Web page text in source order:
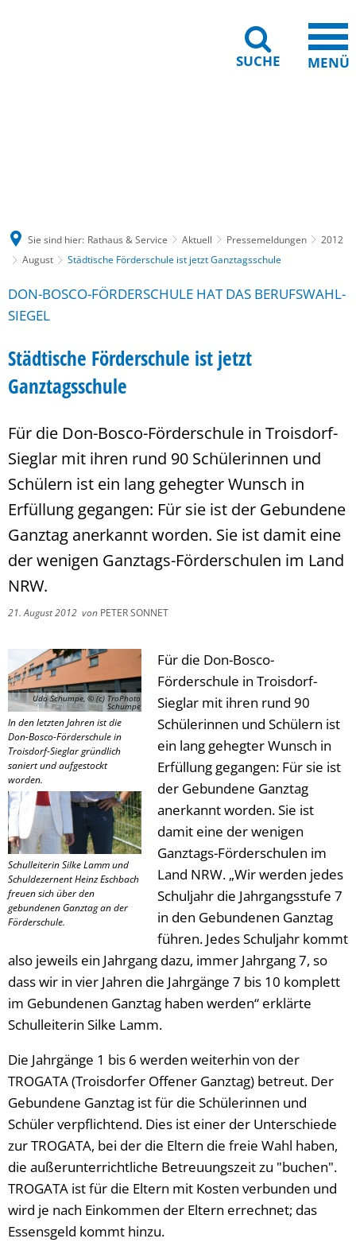
SUCHE MENÜ
Sie sind hier: Rathaus & Service Aktuell Pressemeldungen
2012
August
Städtische Förderschule ist jetzt Ganztagsschule
DON-BOSCO-FÖRDERSCHULE HAT DAS BERUFSWAHL-
SIEGEL
Städtische Förderschule ist jetzt
Ganztagsschule
Für die Don-Bosco-Förderschule in Troisdorf-
Sieglar mit ihren rund 90 Schülerinnen und
Schülern ist ein lang gehegter Wunsch in
Erfüllung gegangen: Für sie ist der Gebundene
Ganztag anerkannt worden. Sie ist damit eine
der wenigen Ganztags-Förderschulen im Land
NRW.
21. August 2012 von PETER SONNET
Udo Schumpe, © (c) TroPhoto
Schumpe
In den letzten Jahren ist die
Don-Bosco-Förderschule in
Troisdorf-Sieglar gründlich
saniert und aufgestockt
worden.
Schulleiterin Silke Lamm und
Schuldezernent Heinz Eschbach
freuen sich über den
gebundenen Ganztag an der
Förderschule.
Für die Don-Bosco-
Förderschule in Troisdorf-
Sieglar mit ihren rund 90
Schülerinnen und Schülern ist
ein lang gehegter Wunsch in
Erfüllung gegangen: Für sie ist
der Gebundene Ganztag
anerkannt worden. Sie ist
damit eine der wenigen
Ganztags-Förderschulen im
Land NRW. „Wir werden jedes
Schuljahr die Jahrgangsstufe 7
in den Gebundenen Ganztag
führen. Jedes Schuljahr kommt
also jeweils ein Jahrgang dazu, immer Jahrgang 7, so
dass wir in vier Jahren die Jahrgänge 7 bis 10 komplett
im Gebundenen Ganztag haben werden“ erklärte
Schulleiterin Silke Lamm.
Die Jahrgänge 1 bis 6 werden weiterhin von der
TROGATA (Troisdorfer Offener Ganztag) betreut. Der
Gebundene Ganztag ist für die Schülerinnen und
Schüler verpflichtend. Dies ist einer der Unterschiede
zur TROGATA, bei der die Eltern die freie Wahl haben,
die außerunterrichtliche Betreuungszeit zu "buchen".
TROGATA ist für die Eltern mit Kosten verbunden und
wird je nach Einkommen der Eltern errechnet; das
Essensgeld kommt hinzu.